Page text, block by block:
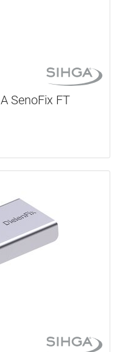
SenoFix FT